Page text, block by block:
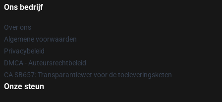
Ons bedrijf
Over ons
Algemene voorwaarden
Privacybeleid
DMCA - Auteursrechtbeleid
CA SB657: Transparantiewet voor de toeleveringsketen
Onze steun